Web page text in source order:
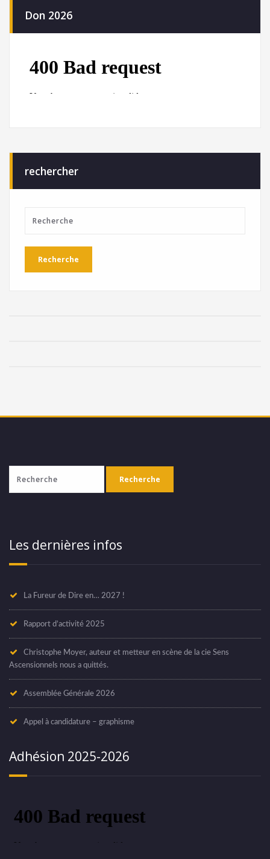
Don 2026
rechercher
Les dernières infos
La Fureur de Dire en… 2027 !
Rapport d’activité 2025
Christophe Moyer, auteur et metteur en scène de la cie Sens
Ascensionnels nous a quittés.
Assemblée Générale 2026
Appel à candidature – graphisme
Adhésion 2025-2026